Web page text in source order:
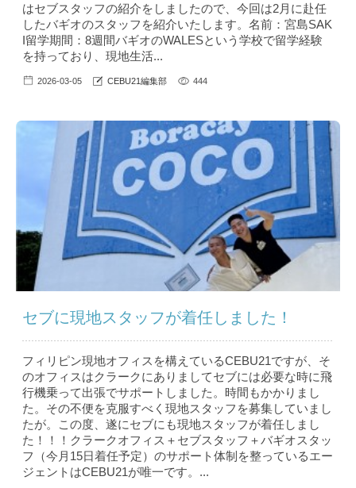
はセブスタッフの紹介をしましたので、今回は2月に赴任
したバギオのスタッフを紹介いたします。名前：宮島SAK
I留学期間：8週間バギオのWALESという学校で留学経験
を持っており、現地生活...
2026-03-05 CEBU21編集部 444
セブに現地スタッフが着任しました！
フィリピン現地オフィスを構えているCEBU21ですが、そ
のオフィスはクラークにありましてセブには必要な時に飛
行機乗って出張でサポートしました。時間もかかりまし
た。その不便を克服すべく現地スタッフを募集していまし
たが。この度、遂にセブにも現地スタッフが着任しまし
た！！！クラークオフィス＋セブスタッフ＋バギオスタッ
フ（今月15日着任予定）のサポート体制を整っているエー
ジェントはCEBU21が唯一です。...